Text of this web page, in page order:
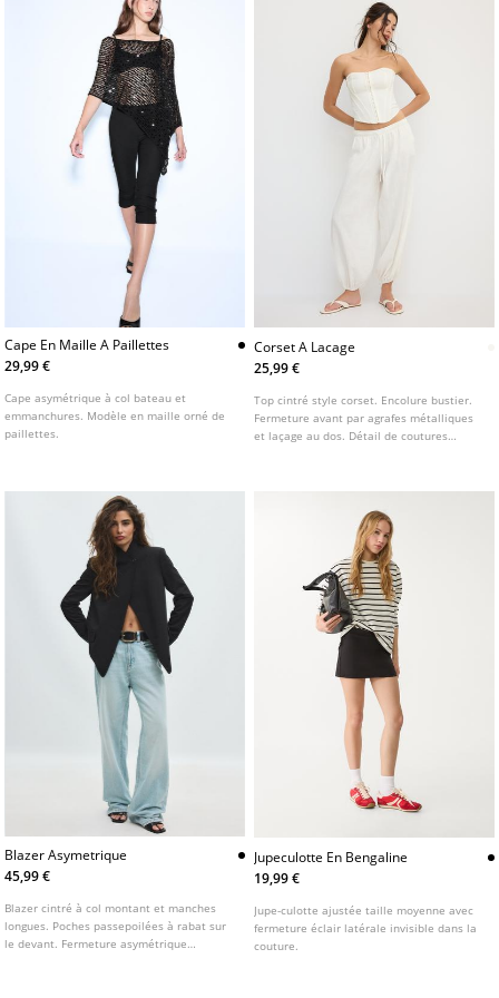
Cape En Maille A Paillettes
29,99 €
Cape asymétrique à col bateau et
emmanchures. Modèle en maille orné de
paillettes.
Corset A Lacage
25,99 €
Top cintré style corset. Encolure bustier.
Fermeture avant par agrafes métalliques
et laçage au dos. Détail de coutures
Blazer Asymetrique
45,99 €
Blazer cintré à col montant et manches
longues. Poches passepoilées à rabat sur
le devant. Fermeture asymétrique
Jupeculotte En Bengaline
19,99 €
Jupe-culotte ajustée taille moyenne avec
fermeture éclair latérale invisible dans la
couture.